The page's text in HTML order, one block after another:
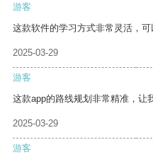
游客
这款软件的学习方式非常灵活，
2025-03-29
游客
这款app的路线规划非常精准，让
2025-03-29
游客